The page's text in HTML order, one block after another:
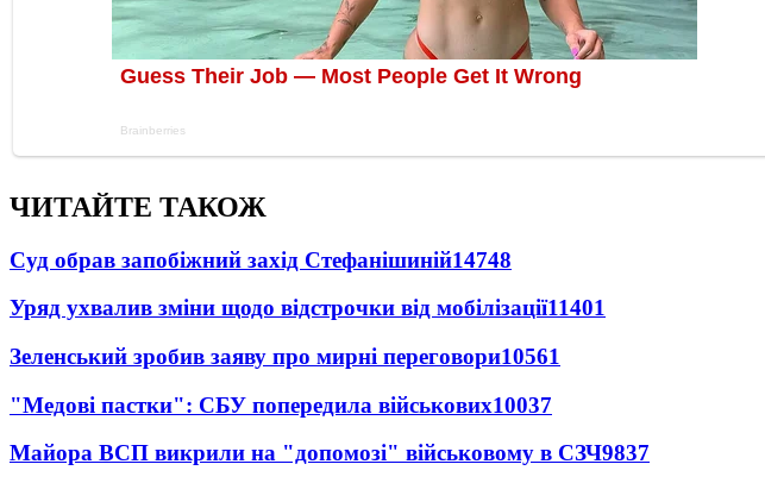
ЧИТАЙТЕ ТАКОЖ
Суд обрав запобіжний захід Стефанішиній14748
Уряд ухвалив зміни щодо відстрочки від мобілізації11401
Зеленський зробив заяву про мирні переговори10561
"Медові пастки": СБУ попередила військових10037
Майора ВСП викрили на "допомозі" військовому в СЗЧ9837